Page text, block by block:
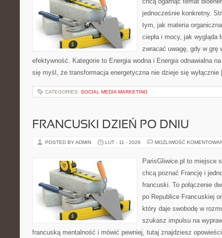
jednocześnie konkretny.
tym, jak materia
ciepła i mocy, jak wygląda
zwracać uwagę, gdy w grę
efektywność. Kategorie to Energia wodna i Energia odnawialna
się myśl, że transformacja energetyczna nie dzieje się
CATEGORIES: SOCIAL MEDIA MARKETING
FRANCUSKI DZIEŃ PO DNIU
POSTED BY ADMIN LUT - 11 - 2026 MOŻLIWOŚĆ
ParisGliwice.pl to miejsce
chcą poznać Francję i
francuski. To połączenie
po Republice Francuskiej
który daje swobodę w
szukasz impulsu na
francuską mentalność i mówić pewniej, tutaj znajdziesz